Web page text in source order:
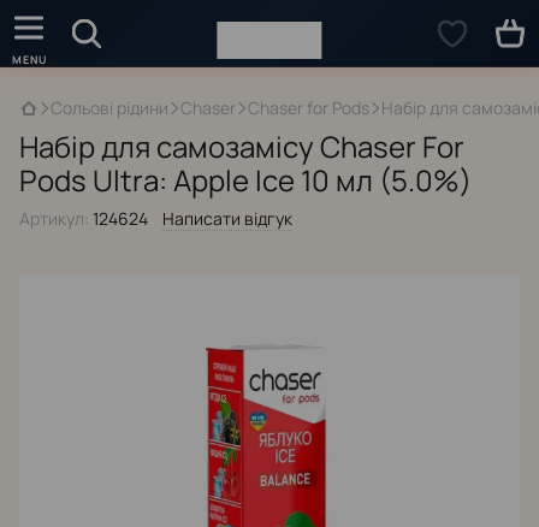
Сольові рідини Chaser Chaser for Pods Набір для
Набір для самозамісу Chaser For
Pods Ultra: Apple Ice 10 мл (5.0%)
Артикул: 124624 Написати відгук